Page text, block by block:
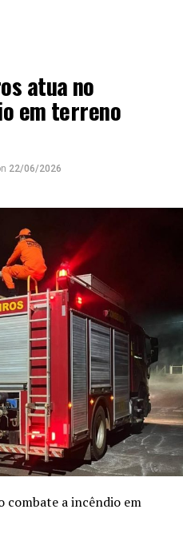
atua no
em terreno
22/06/2026
combate a incêndio em